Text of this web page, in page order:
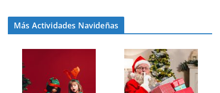
Más Actividades Navideñas